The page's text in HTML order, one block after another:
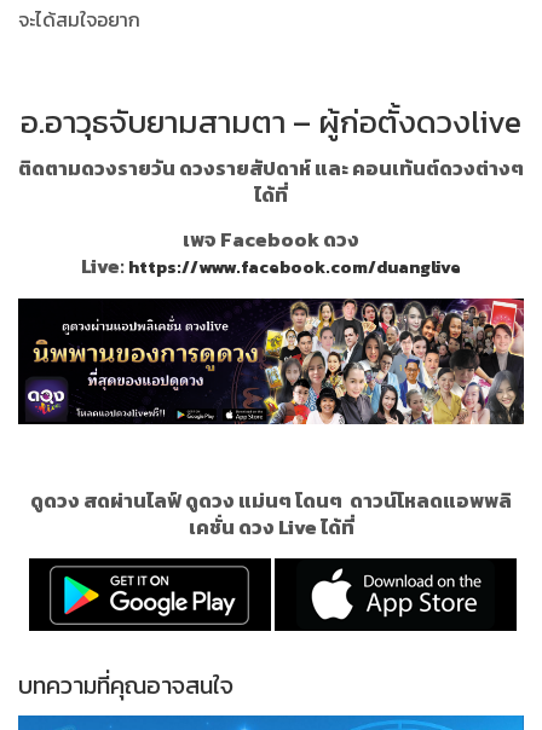
จะได้สมใจอยาก
อ.อาวุธจับยามสามตา – ผู้ก่อตั้งดวงlive
ติดตามดวงรายวัน ดวงรายสัปดาห์ และ คอนเท้นต์ดวงต่างๆ
ได้ที่
เพจ Facebook ดวง
Live:https://www.facebook.com/duanglive
ดูดวง สดผ่านไลฟ์ ดูดวง แม่นๆ โดนๆ ดาวน์โหลดแอพพลิ
เคชั่น ดวง Live ได้ที่
บทความที่คุณอาจสนใจ